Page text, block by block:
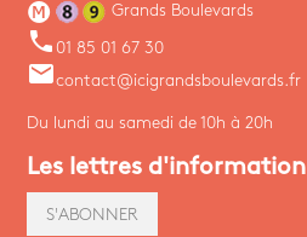
Grands Boulevards
phone 01 85 01 67 30
emailcontact@icigrandsboulevards.fr
Du lundi au samedi de 10h à 20h
Les lettres d'information
S'ABONNER